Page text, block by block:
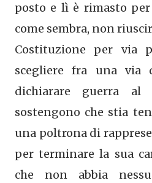
posto e lì è rimasto
come sembra, non
Costituzione per via
scegliere fra una via
dichiarare guerra al
sostengono che stia
una poltrona di
per terminare la sua
che non abbia